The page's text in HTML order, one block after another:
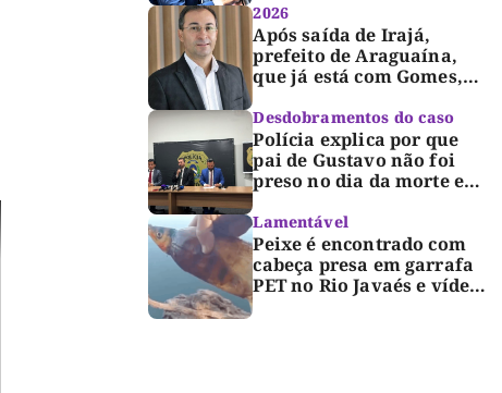
processo de cabeça
erguida, com gratidão e
respeito”
2026
Após saída de Irajá,
prefeito de Araguaína,
que já está com Gomes,
campanha de Dimas e
fará anúncio oficial
Desdobramentos do caso
Polícia explica por que
pai de Gustavo não foi
preso no dia da morte e
investigação
Lamentável
Peixe é encontrado com
cabeça presa em garrafa
PET no Rio Javaés e vídeo